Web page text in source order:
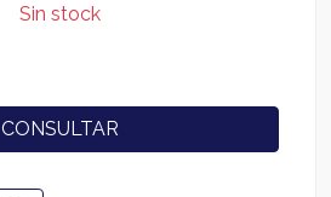
Sin stock
CONSULTAR